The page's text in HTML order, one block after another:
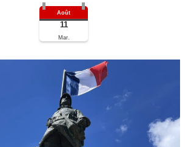
Août
11
Mar.